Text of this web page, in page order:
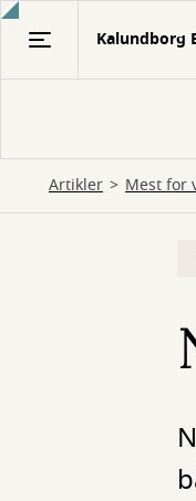
Gå
Kalundborg
Artikler Mest for